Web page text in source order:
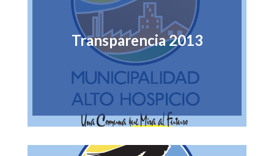
Transparencia 2013